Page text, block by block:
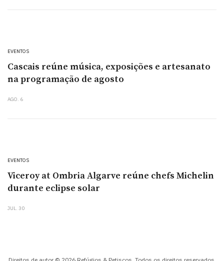
EVENTOS
Cascais reúne música, exposições e artesanato
na programação de agosto
AGO. 6
EVENTOS
Viceroy at Ombria Algarve reúne chefs Michelin
durante eclipse solar
JUL. 30